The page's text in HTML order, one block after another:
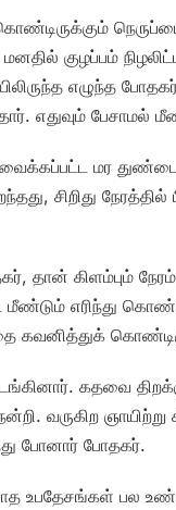
குழப்பம்
எழுந்த போதகர்
எதுவும்
வைக்கப்பட்ட மர
சிறிது
தான் கிளம்பும்
எரிந்து
கவனித்துக்
கதவை
வருகிற
போனார் போதகர்.
உபதேசங்கள் பல